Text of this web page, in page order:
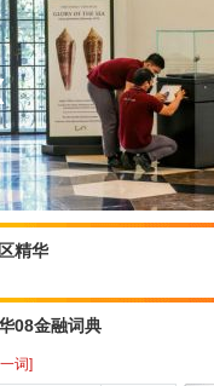
律宾：防疫降级
精华
08金融词典
词]